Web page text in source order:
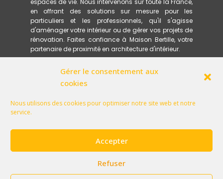
Gérer le consentement aux
cookies
Nous utilisons des cookies pour optimiser notre site web et notre
service.
Accepter
Refuser
en offrant des solutions sur mesure pour les
particuliers et les professionnels, qu'il s'agisse
d'aménager votre intérieur ou de gérer vos projets de
rénovation. Faites confiance à Maison Bertille, votre
partenaire de proximité en architecture d'intérieur.
ACCUEIL
PRESTATIONS
RÉFÉRENCES
VOUS APPORTER ?
PLAN DU SITE